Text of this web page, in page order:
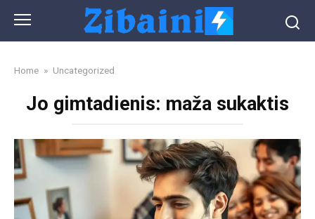
content
Home » Uncategorized
Jo gimtadienis: maža sukaktis